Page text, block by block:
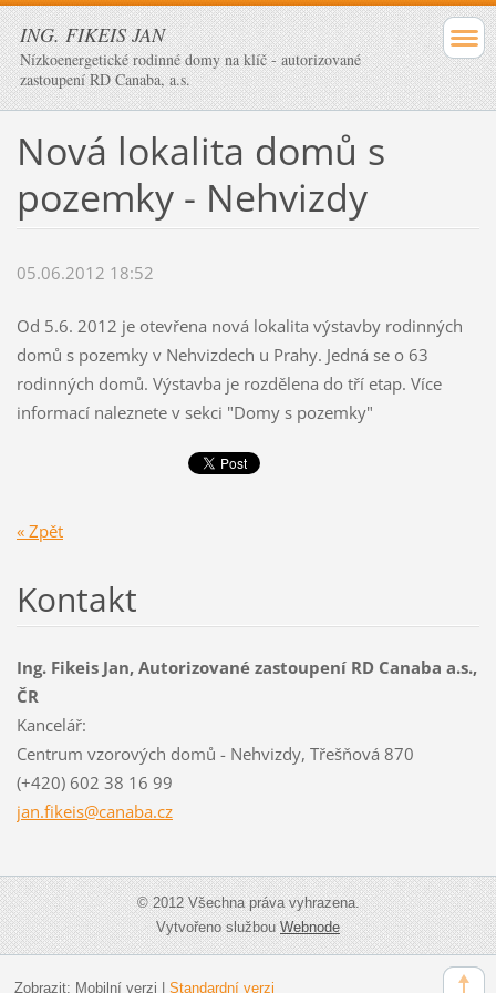
ING. FIKEIS JAN
Nízkoenergetické rodinné domy na klíč - autorizované
zastoupení RD Canaba, a.s.
Nová lokalita domů s
pozemky - Nehvizdy
05.06.2012 18:52
Od 5.6. 2012 je otevřena nová lokalita výstavby rodinných
domů s pozemky v Nehvizdech u Prahy. Jedná se o 63
rodinných domů. Výstavba je rozdělena do tří etap. Více
informací naleznete v sekci "Domy s pozemky"
« Zpět
Kontakt
Ing. Fikeis Jan, Autorizované zastoupení RD Canaba a.s.,
ČR
Kancelář:
Centrum vzorových domů - Nehvizdy, Třešňová 870
(+420) 602 38 16 99
jan.fikeis@canaba.cz
© 2012 Všechna práva vyhrazena.
Vytvořeno službouWebnode
Zobrazit: Mobilní verzi Standardní verzi